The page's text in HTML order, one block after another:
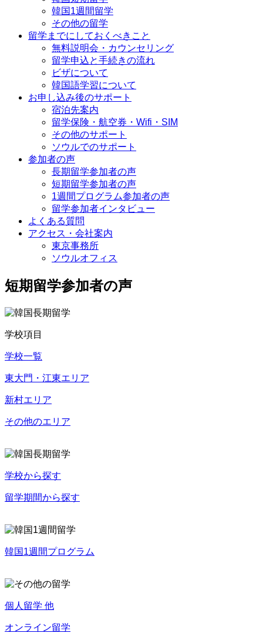
韓国1週間留学
その他の留学
留学までにしておくべきこと
無料説明会・カウンセリング
留学申込と手続きの流れ
ビザについて
韓国語学習について
お申し込み後のサポート
宿泊先案内
留学保険・航空券・Wifi・SIM
その他のサポート
ソウルでのサポート
参加者の声
長期留学参加者の声
短期留学参加者の声
1週間プログラム参加者の声
留学参加者インタビュー
よくある質問
アクセス・会社案内
東京事務所
ソウルオフィス
短期留学参加者の声
学校項目
学校一覧
東大門・江東エリア
新村エリア
その他のエリア
学校から探す
留学期間から探す
韓国1週間プログラム
個人留学 他
オンライン留学